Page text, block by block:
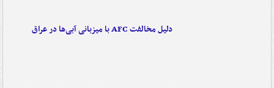
دلیل مخالفت AFC با میزبانی آبی‌ها در عراق